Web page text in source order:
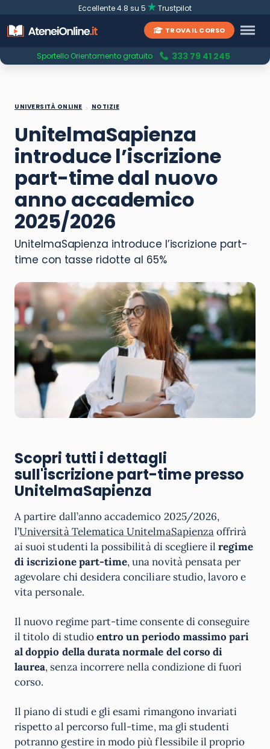
Eccellente 4.8 su 5 Trustpilot
TROVA IL CORSO
Sportello Orientamento gratuito 333 79 41 245
UNIVERSITÀ ONLINE NOTIZIE
UnitelmaSapienza
introduce l’iscrizione
part-time dal nuovo
anno accademico
2025/2026
UnitelmaSapienza introduce l’iscrizione part-
time con tasse ridotte al 65%
Scopri tutti i dettagli
sull'iscrizione part-time presso
UnitelmaSapienza
A partire dall’anno accademico 2025/2026,
l’Università Telematica UnitelmaSapienzaoffrirà
ai suoi studenti la possibilità di scegliere il regime
di iscrizione part-time, una novità pensata per
agevolare chi desidera conciliare studio, lavoro e
vita personale.
Il nuovo regime part-time consente di conseguire
il titolo di studioentro un periodo massimo pari
al doppio della durata normale del corso di
laurea, senza incorrere nella condizione di fuori
corso.
Il piano di studi e gli esami rimangono invariati
rispetto al percorso full-time, ma gli studenti
potranno gestire in modo più flessibile il proprio